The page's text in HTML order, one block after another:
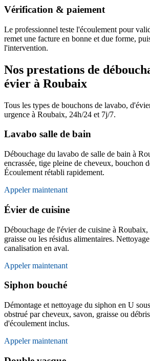
Vérification & paiement
Le professionnel teste l'écoulement pour
remet une facture en bonne et due forme,
l'intervention.
Nos prestations de
évier à Roubaix
Tous les types de bouchons de lavabo,
urgence à Roubaix, 24h/24 et 7j/7.
Lavabo salle de bain
Débouchage du lavabo de salle de bain à
encrassée, tige pleine de cheveux, bouchon
Écoulement rétabli rapidement.
Appeler maintenant
Évier de cuisine
Débouchage de l'évier de cuisine à
graisse ou les résidus alimentaires.
canalisation en aval.
Appeler maintenant
Siphon bouché
Démontage et nettoyage du siphon en U
obstrué par cheveux, savon, graisse ou
d'écoulement inclus.
Appeler maintenant